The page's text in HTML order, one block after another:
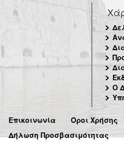
Ο
Επικοινωνία
Όροι Χρήσης
Δήλωση Προσβασιμότητας